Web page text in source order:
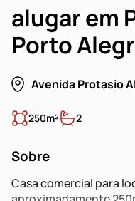
alugar em
Porto
Avenida Protasio
250m² 2
Sobre
Casa comercial para